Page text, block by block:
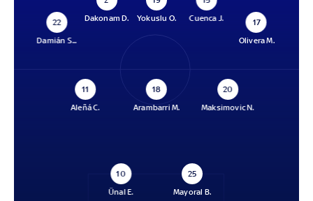
22
Damián S...
Dakonam D.
Yokuslu O.
Cuenca J.
17
Olivera M.
11
Aleñá C.
18
Arambarri M.
20
Maksimovic N.
10
Ünal E.
25
Mayoral B.